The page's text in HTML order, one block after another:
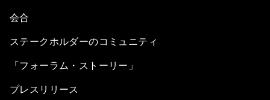
会合
ステークホルダーのコミュニティ
「フォーラム・ストーリー」
プレスリリース